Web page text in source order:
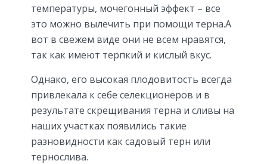
температуры, мочегонный эффект – все
это можно вылечить при помощи терна.А
вот в свежем виде они не всем нравятся,
так как имеют терпкий и кислый вкус.
Однако, его высокая плодовитость всегда
привлекала к себе селекционеров и в
результате скрещивания терна и сливы на
наших участках появились такие
разновидности как садовый терн или
тернослива.